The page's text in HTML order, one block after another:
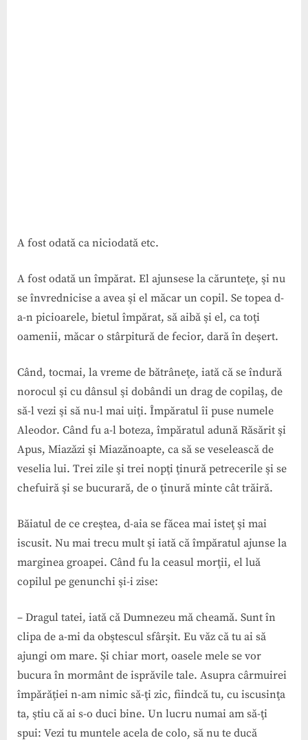
A fost odată ca niciodată etc.
A fost odată un împărat. El ajunsese la cărunteţe, şi nu
se învrednicise a avea şi el măcar un copil. Se topea d-
a-n picioarele, bietul împărat, să aibă şi el, ca toţi
oamenii, măcar o stârpitură de fecior, dară în deşert.
Când, tocmai, la vreme de bătrâneţe, iată că se îndură
norocul şi cu dânsul şi dobândi un drag de copilaş, de
să-l vezi şi să nu-l mai uiţi. Împăratul îi puse numele
Aleodor. Când fu a-l boteza, împăratul adună Răsărit şi
Apus, Miazăzi şi Miazănoapte, ca să se veselească de
veselia lui. Trei zile şi trei nopţi ţinură petrecerile şi se
chefuiră şi se bucurară, de o ţinură minte cât trăiră.
Băiatul de ce creştea, d-aia se făcea mai isteţ şi mai
iscusit. Nu mai trecu mult şi iată că împăratul ajunse la
marginea groapei. Când fu la ceasul morţii, el luă
copilul pe genunchi şi-i zise:
– Dragul tatei, iată că Dumnezeu mă cheamă. Sunt în
clipa de a-mi da obştescul sfârşit. Eu văz că tu ai să
ajungi om mare. Şi chiar mort, oasele mele se vor
bucura în mormânt de isprăvile tale. Asupra cârmuirei
împărăţiei n-am nimic să-ţi zic, fiindcă tu, cu iscusinţa
ta, ştiu că ai s-o duci bine. Un lucru numai am să-ţi
spui: Vezi tu muntele acela de colo, să nu te ducă